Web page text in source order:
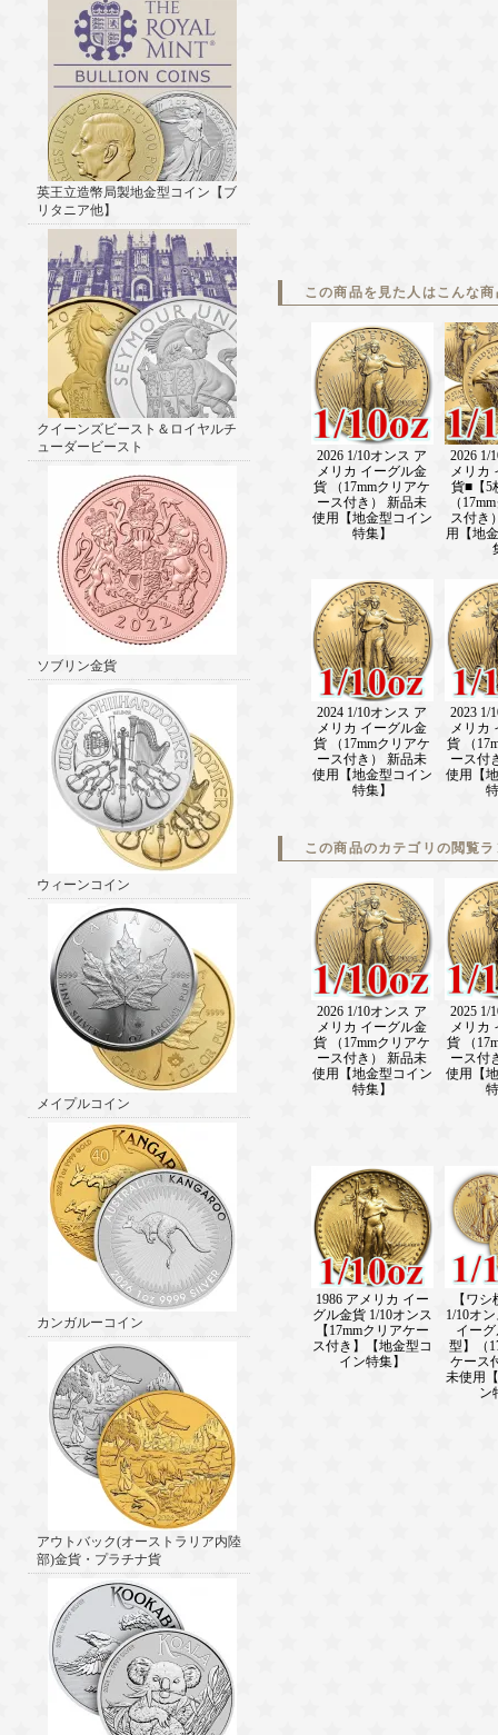
英王立造幣局製地金型コイン【ブ
リタニア他】
クイーンズビースト＆ロイヤルチ
ューダービースト
ソブリン金貨
ウィーンコイン
メイプルコイン
カンガルーコイン
アウトバック(オーストラリア内陸
部)金貨・プラチナ貨
この商品を見た人はこんな
2026 1/10オンス ア
メリカ イーグル金
貨 （17mmクリアケ
ース付き） 新品未
使用【地金型コイン
特集】
2026 1/
メリカ
貨■【5
（
ス付き
用【地
2024 1/10オンス ア
メリカ イーグル金
貨 （17mmクリアケ
ース付き） 新品未
使用【地金型コイン
特集】
2023 1/
メリカ
貨 （
ース付
使用【
この商品のカテゴリの閲覧
2026 1/10オンス ア
メリカ イーグル金
貨 （17mmクリアケ
ース付き） 新品未
使用【地金型コイン
特集】
2025 1/
メリカ
貨 （
ース付
使用【
1986 アメリカ イー
グル金貨 1/10オンス
【17mmクリアケー
ス付き】【地金型コ
イン特集】
【ワ
1/10オ
イー
型】（
ケース
未使用
ン